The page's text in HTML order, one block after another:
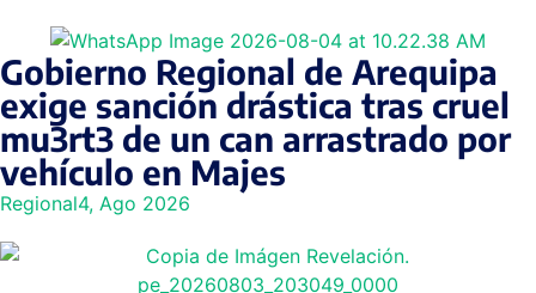
Gobierno Regional de Arequipa
exige sanción drástica tras cruel
mu3rt3 de un can arrastrado por
vehículo en Majes
Regional4, Ago 2026